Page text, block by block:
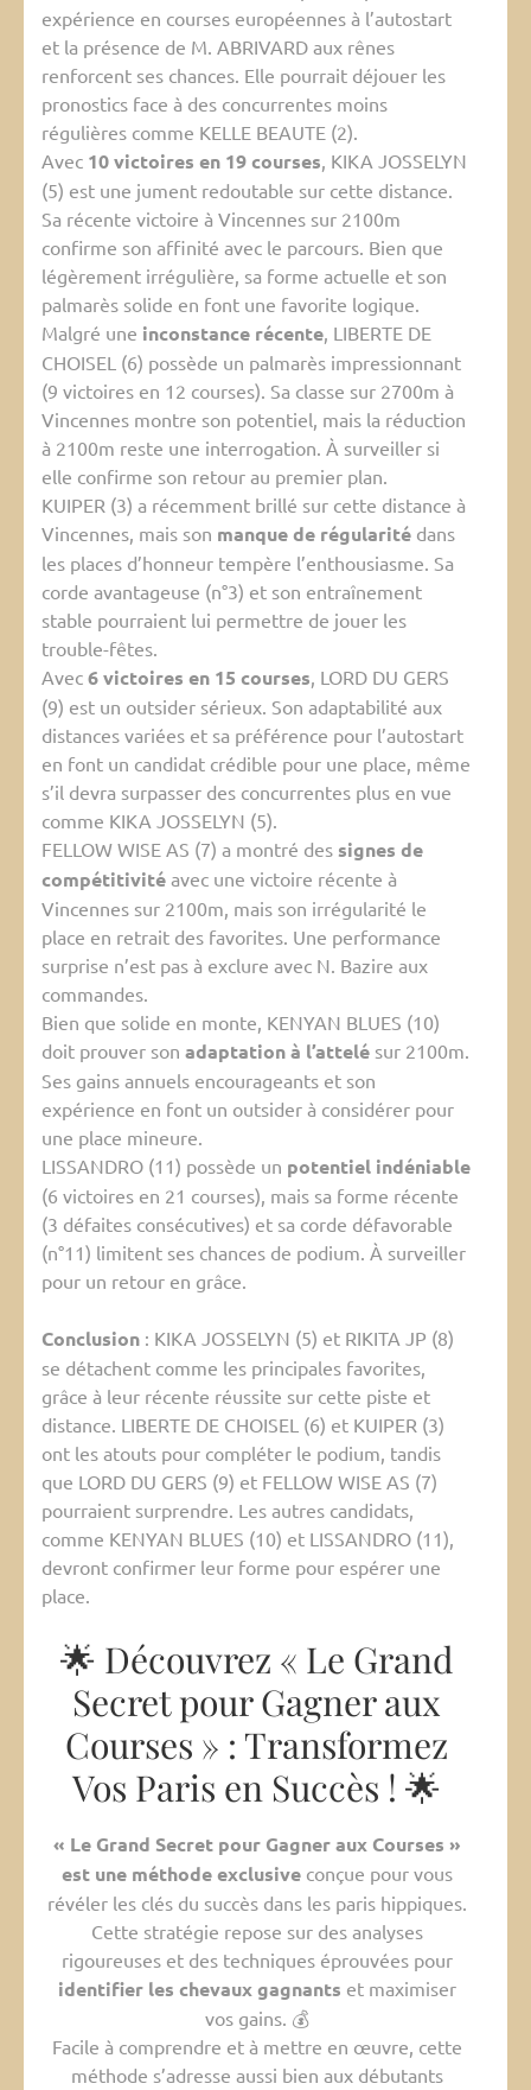
expérience en courses européennes à l’autostart
et la présence de M. ABRIVARD aux rênes
renforcent ses chances. Elle pourrait déjouer les
pronostics face à des concurrentes moins
régulières comme KELLE BEAUTE (2).
Avec 10 victoires en 19 courses, KIKA JOSSELYN
(5) est une jument redoutable sur cette distance.
Sa récente victoire à Vincennes sur 2100m
confirme son affinité avec le parcours. Bien que
légèrement irrégulière, sa forme actuelle et son
palmarès solide en font une favorite logique.
Malgré une inconstance récente, LIBERTE DE
CHOISEL (6) possède un palmarès impressionnant
(9 victoires en 12 courses). Sa classe sur 2700m à
Vincennes montre son potentiel, mais la réduction
à 2100m reste une interrogation. À surveiller si
elle confirme son retour au premier plan.
KUIPER (3) a récemment brillé sur cette distance à
Vincennes, mais son manque de régularité dans
les places d’honneur tempère l’enthousiasme. Sa
corde avantageuse (n°3) et son entraînement
stable pourraient lui permettre de jouer les
trouble-fêtes.
Avec 6 victoires en 15 courses, LORD DU GERS
(9) est un outsider sérieux. Son adaptabilité aux
distances variées et sa préférence pour l’autostart
en font un candidat crédible pour une place, même
s’il devra surpasser des concurrentes plus en vue
comme KIKA JOSSELYN (5).
FELLOW WISE AS (7) a montré des signes de
compétitivité avec une victoire récente à
Vincennes sur 2100m, mais son irrégularité le
place en retrait des favorites. Une performance
surprise n’est pas à exclure avec N. Bazire aux
commandes.
Bien que solide en monte, KENYAN BLUES (10)
doit prouver son adaptation à l’attelé sur 2100m.
Ses gains annuels encourageants et son
expérience en font un outsider à considérer pour
une place mineure.
LISSANDRO (11) possède un potentiel indéniable
(6 victoires en 21 courses), mais sa forme récente
(3 défaites consécutives) et sa corde défavorable
(n°11) limitent ses chances de podium. À surveiller
pour un retour en grâce.
Conclusion : KIKA JOSSELYN (5) et RIKITA JP (8)
se détachent comme les principales favorites,
grâce à leur récente réussite sur cette piste et
distance. LIBERTE DE CHOISEL (6) et KUIPER (3)
ont les atouts pour compléter le podium, tandis
que LORD DU GERS (9) et FELLOW WISE AS (7)
pourraient surprendre. Les autres candidats,
comme KENYAN BLUES (10) et LISSANDRO (11),
devront confirmer leur forme pour espérer une
place.
🌟 Découvrez « Le Grand
Secret pour Gagner aux
Courses » : Transformez
Vos Paris en Succès ! 🌟
« Le Grand Secret pour Gagner aux Courses »
est une méthode exclusiveconçue pour vous
révéler les clés du succès dans les paris hippiques.
Cette stratégie repose sur des analyses
rigoureuses et des techniques éprouvées pour
identifier les chevaux gagnants et maximiser
vos gains. 💰
Facile à comprendre et à mettre en œuvre, cette
méthode s’adresse aussi bien aux débutants